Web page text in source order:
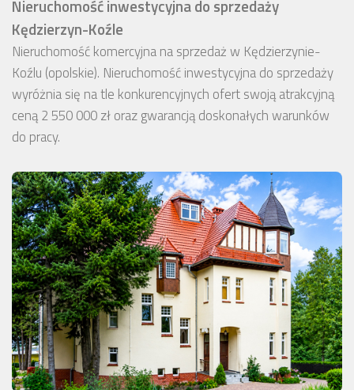
Nieruchomość inwestycyjna do sprzedaży
Kędzierzyn-Koźle
Nieruchomość komercyjna na sprzedaż w Kędzierzynie-
Koźlu (opolskie). Nieruchomość inwestycyjna do sprzedaży
wyróżnia się na tle konkurencyjnych ofert swoją atrakcyjną
ceną 2 550 000 zł oraz gwarancją doskonałych warunków
do pracy.